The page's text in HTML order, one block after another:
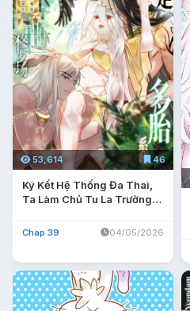
53,614 46
Ký Kết Hệ Thống Đa Thai,
Ta Làm Chủ Tu La Trường
Chap 39 04/05/2026